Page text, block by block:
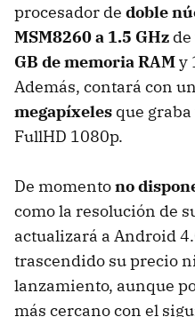
procesador de doble
MSM8260 a 1.5 GHz
GB de memoria RAMy
Además, contará con
megapíxeles que
FullHD 1080p.
De momentono
como la resolución de
actualizará a Android
trascendido su precio
lanzamiento, aunque
más cercano con el